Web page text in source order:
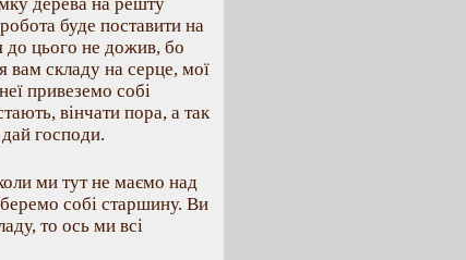
буде поставити на
до цього не дожив, бо
вам складу на серце, мої
привеземо собі
вінчати пора, а так
господи.
ми тут не маємо над
собі старшину. Ви
то ось ми всі